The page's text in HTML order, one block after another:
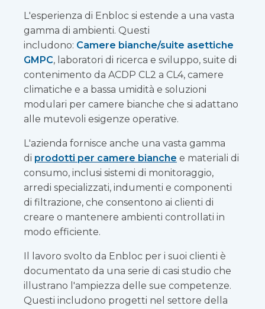
L'esperienza di Enbloc si estende a una vasta
gamma di ambienti. Questi
includono: Camere bianche/suite asettiche
GMPC, laboratori di ricerca e sviluppo, suite di
contenimento da ACDP CL2 a CL4, camere
climatiche e a bassa umidità e soluzioni
modulari per camere bianche che si adattano
alle mutevoli esigenze operative.
L'azienda fornisce anche una vasta gamma
di prodotti per camere bianche e materiali di
consumo, inclusi sistemi di monitoraggio,
arredi specializzati, indumenti e componenti
di filtrazione, che consentono ai clienti di
creare o mantenere ambienti controllati in
modo efficiente.
Il lavoro svolto da Enbloc per i suoi clienti è
documentato da una serie di casi studio che
illustrano l'ampiezza delle sue competenze.
Questi includono progetti nel settore della